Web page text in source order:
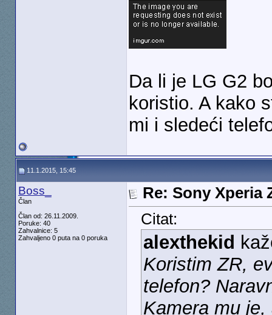
Da li je LG G2
koristio. A kako
mi i sledeći
11.1.2015, 15:45
Boss_
Član
Član od: 26.11.2009.
Poruke: 40
Zahvalnice: 5
Zahvaljeno 0 puta na 0 poruka
Re: Sony Xperia
Citat:
alexthekid
Koristim ZR,
telefon?
Kamera mu